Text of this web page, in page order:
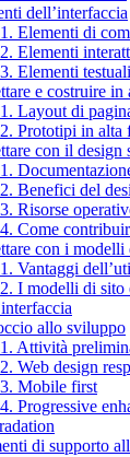
dell’interfaccia
Elementi di
Elementi
Elementi
e costruire in
Layout di
Prototipi in alta
con il design
Benefici del
Risorse
Come
con i modelli
Vantaggi
I modelli di sito
allo sviluppo
Attività
Web design
Mobile first
Progressive
di supporto